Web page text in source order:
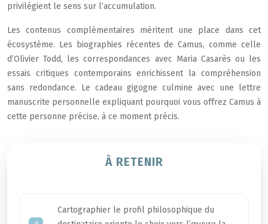
privilégient le sens sur l’accumulation.
Les contenus complémentaires méritent une place dans cet
écosystème. Les biographies récentes de Camus, comme celle
d’Olivier Todd, les correspondances avec Maria Casarès ou les
essais critiques contemporains enrichissent la compréhension
sans redondance. Le cadeau gigogne culmine avec une lettre
manuscrite personnelle expliquant pourquoi vous offrez Camus à
cette personne précise, à ce moment précis.
À RETENIR
Cartographier le profil philosophique du